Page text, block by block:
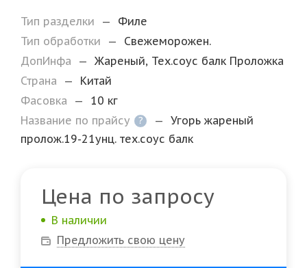
Тип разделки —
Филе
Тип обработки
—
Свежеморожен.
ДопИнфа
— Жареный, Тех.соус балк Проложка
Страна
—
Китай
Фасовка
—
10 кг
Название по прайсу
? — Угорь жареный
пролож.19-21унц. тех.соус балк
Цена по запросу
В наличии
Предложить свою цену